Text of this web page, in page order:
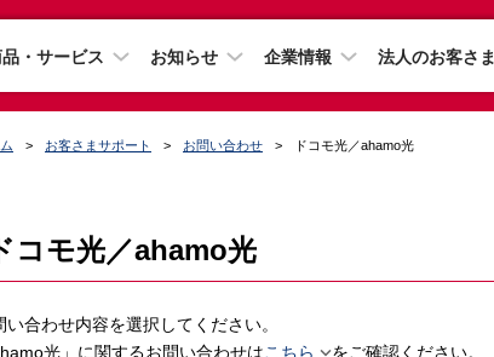
・サービス お知らせ 企業情報 法人のお客さま
お客さまサポート お問い合わせ ドコモ光／ahamo光
ドコモ光／ahamo光
い合わせ内容を選択してください。
光」に関するお問い合わせはこちら をご確認ください。